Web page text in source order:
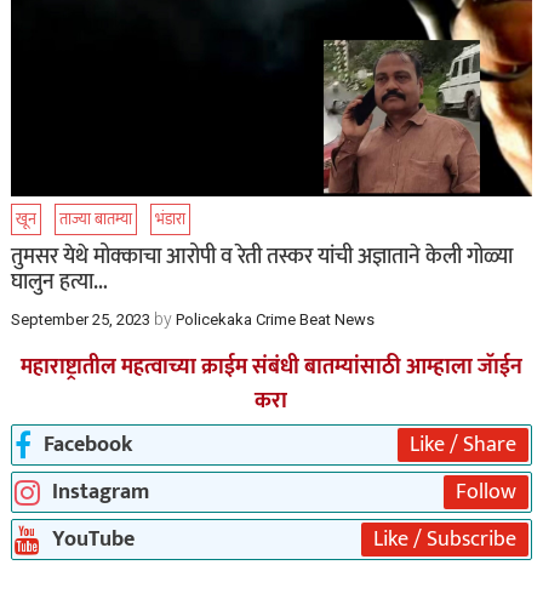
खून ताज्या बातम्या भंडारा
तुमसर येथे मोक्काचा आरोपी व रेती तस्कर यांची अज्ञाताने केली गोळ्या
घालुन हत्या…
September 25, 2023 by Policekaka Crime Beat News
महाराष्ट्रातील महत्वाच्या क्राईम संबंधी बातम्यांसाठी आम्हाला जॅाईन
करा
Facebook
Like / Share
Instagram
Follow
YouTube
Like / Subscribe